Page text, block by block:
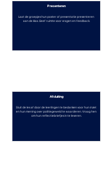
Presenteren
Laat de groepjes hun poster of presentatie presenteren
aan de klas. Geef ruimte voor vragen en feedback.
Afsluiting
Sluit de les af door de leerlingen te bedanken voor hun inzet
en hun mening over politiegeweld te waarderen. Vraag hen
om hun reflectiebriefjes in te leveren.